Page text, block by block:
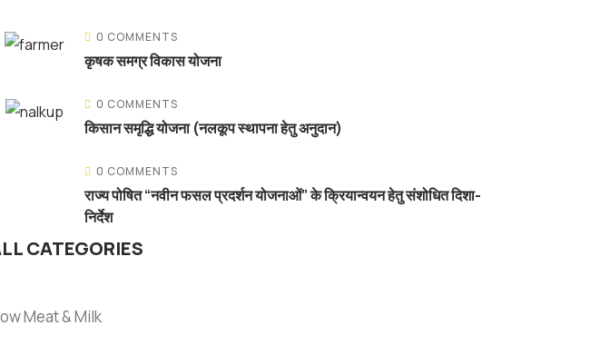
0 COMMENTS
कृषक समग्र विकास योजना
0 COMMENTS
किसान समृद्धि योजना (नलकूप स्थापना हेतु अनुदान)
0 COMMENTS
राज्य पोषित “नवीन फसल प्रदर्शन योजनाओं” के क्रियान्वयन हेतु संशोधित दिशा-
निर्देश
CATEGORIES
Meat & Milk